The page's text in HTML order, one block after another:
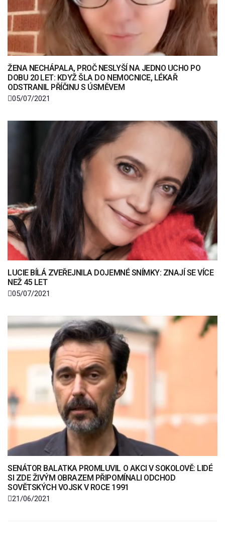
ŽENA NECHÁPALA, PROČ NESLYŠÍ NA JEDNO UCHO PO
DOBU 20 LET: KDYŽ ŠLA DO NEMOCNICE, LÉKAŘ
ODSTRANIL PŘÍČINU S ÚSMĚVEM
05/07/2021
LUCIE BÍLÁ ZVEŘEJNILA DOJEMNÉ SNÍMKY: ZNAJÍ SE VÍCE
NEŽ 45 LET
05/07/2021
SENÁTOR BALATKA PROMLUVIL O AKCI V SOKOLOVĚ: LIDÉ
SI ZDE ŽIVÝM OBRAZEM PŘIPOMÍNALI ODCHOD
SOVĚTSKÝCH VOJSK V ROCE 1991
21/06/2021